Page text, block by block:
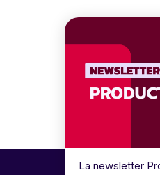
La newsletter